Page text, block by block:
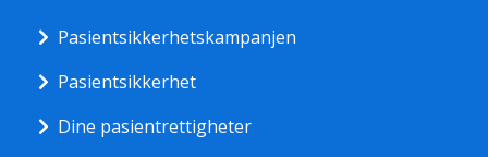
Pasientsikkerhetskampanjen
Pasientsikkerhet
Dine pasientrettigheter